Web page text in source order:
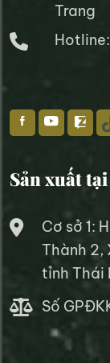
Trang
Sản xuất tại
Cơ sở 1:
Thành 2, Xã Vô
tỉnh Thái
Số